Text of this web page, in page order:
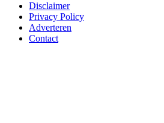
Disclaimer
Privacy Policy
Adverteren
Contact